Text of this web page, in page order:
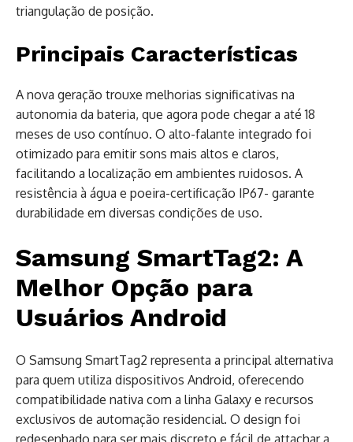
triangulação de posição.
Principais Características
A nova geração trouxe melhorias significativas na
autonomia da bateria, que agora pode chegar a até 18
meses de uso contínuo. O alto-falante integrado foi
otimizado para emitir sons mais altos e claros,
facilitando a localização em ambientes ruidosos. A
resistência à água e poeira-certificação IP67- garante
durabilidade em diversas condições de uso.
Samsung SmartTag2: A
Melhor Opção para
Usuários Android
O Samsung SmartTag2 representa a principal alternativa
para quem utiliza dispositivos Android, oferecendo
compatibilidade nativa com a linha Galaxy e recursos
exclusivos de automação residencial. O design foi
redesenhado para ser mais discreto e fácil de.attachar a